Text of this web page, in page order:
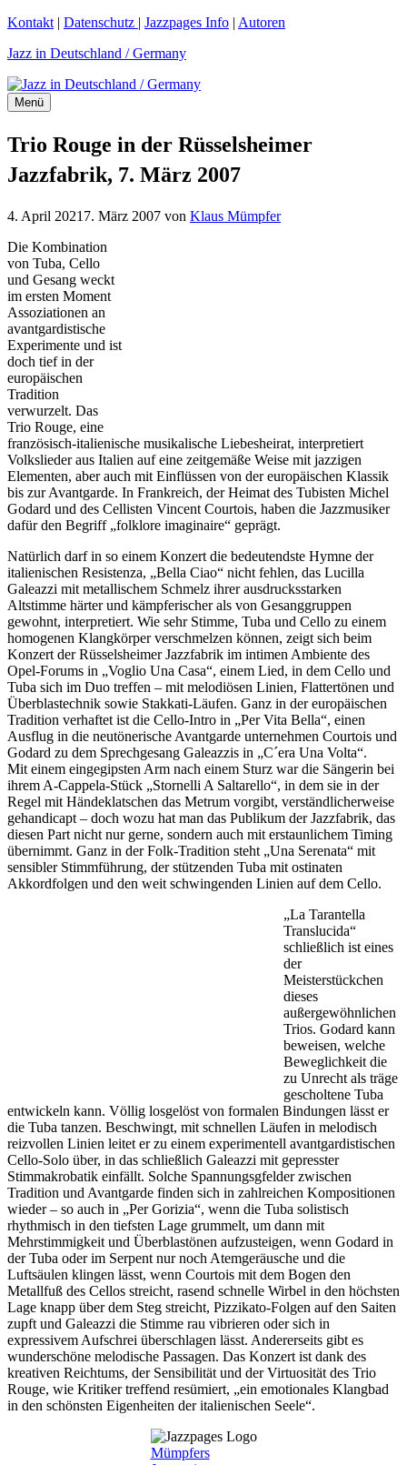
Zum
springen
Kontakt | Datenschutz | Jazzpages Info | Autoren
Jazz in Deutschland / Germany
Menü
Trio Rouge in der Rüsselsheimer
Jazzfabrik, 7. März 2007
4. April 2021 7. März 2007 von Klaus Mümpfer
Die Kombination
von Tuba, Cello
und Gesang weckt
im ersten Moment
Assoziationen an
avantgardistische
Experimente und ist
doch tief in der
europäischen
Tradition
verwurzelt. Das
Trio Rouge, eine
französisch-italienische musikalische Liebesheirat, interpretiert
Volkslieder aus Italien auf eine zeitgemäße Weise mit jazzigen
Elementen, aber auch mit Einflüssen von der europäischen Klassik
bis zur Avantgarde. In Frankreich, der Heimat des Tubisten Michel
Godard und des Cellisten Vincent Courtois, haben die Jazzmusiker
dafür den Begriff „folklore imaginaire“ geprägt.
Natürlich darf in so einem Konzert die bedeutendste Hymne der
italienischen Resistenza, „Bella Ciao“ nicht fehlen, das Lucilla
Galeazzi mit metallischem Schmelz ihrer ausdrucksstarken
Altstimme härter und kämpferischer als von Gesanggruppen
gewohnt, interpretiert. Wie sehr Stimme, Tuba und Cello zu einem
homogenen Klangkörper verschmelzen können, zeigt sich beim
Konzert der Rüsselsheimer Jazzfabrik im intimen Ambiente des
Opel-Forums in „Voglio Una Casa“, einem Lied, in dem Cello und
Tuba sich im Duo treffen – mit melodiösen Linien, Flattertönen und
Überblastechnik sowie Stakkati-Läufen. Ganz in der europäischen
Tradition verhaftet ist die Cello-Intro in „Per Vita Bella“, einen
Ausflug in die neutönerische Avantgarde unternehmen Courtois und
Godard zu dem Sprechgesang Galeazzis in „C´era Una Volta“.
Mit einem eingegipsten Arm nach einem Sturz war die Sängerin bei
ihrem A-Cappela-Stück „Stornelli A Saltarello“, in dem sie in der
Regel mit Händeklatschen das Metrum vorgibt, verständlicherweise
gehandicapt – doch wozu hat man das Publikum der Jazzfabrik, das
diesen Part nicht nur gerne, sondern auch mit erstaunlichem Timing
übernimmt. Ganz in der Folk-Tradition steht „Una Serenata“ mit
sensibler Stimmführung, der stützenden Tuba mit ostinaten
Akkordfolgen und den weit schwingenden Linien auf dem Cello.
„La Tarantella
Translucida“
schließlich ist eines
der
Meisterstückchen
dieses
außergewöhnlichen
Trios. Godard kann
beweisen, welche
Beweglichkeit die
zu Unrecht als träge
gescholtene Tuba
entwickeln kann. Völlig losgelöst von formalen Bindungen lässt er
die Tuba tanzen. Beschwingt, mit schnellen Läufen in melodisch
reizvollen Linien leitet er zu einem experimentell avantgardistischen
Cello-Solo über, in das schließlich Galeazzi mit gepresster
Stimmakrobatik einfällt. Solche Spannungsgfelder zwischen
Tradition und Avantgarde finden sich in zahlreichen Kompositionen
wieder – so auch in „Per Gorizia“, wenn die Tuba solistisch
rhythmisch in den tiefsten Lage grummelt, um dann mit
Mehrstimmigkeit und Überblastönen aufzusteigen, wenn Godard in
der Tuba oder im Serpent nur noch Atemgeräusche und die
Luftsäulen klingen lässt, wenn Courtois mit dem Bogen den
Metallfuß des Cellos streicht, rasend schnelle Wirbel in den höchsten
Lage knapp über dem Steg streicht, Pizzikato-Folgen auf den Saiten
zupft und Galeazzi die Stimme rau vibrieren oder sich in
expressivem Aufschrei überschlagen lässt. Andererseits gibt es
wunderschöne melodische Passagen. Das Konzert ist dank des
kreativen Reichtums, der Sensibilität und der Virtuosität des Trio
Rouge, wie Kritiker treffend resümiert, „ein emotionales Klangbad
in den schönsten Eigenheiten der italienischen Seele“.
Mümpfers